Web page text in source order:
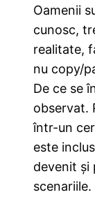
Oamenii
cunosc,
realitate,
nu copy/
De ce se
observat.
într-un
este
devenit și